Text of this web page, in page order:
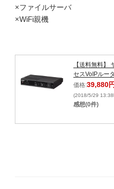
×ファイルサーバ
×WiFi親機
【送料無料】
セスVoIPルー
価格:39,880円
(2018/5/29 13:38
感想(0件)